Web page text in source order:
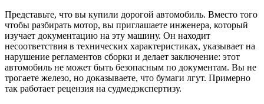
Представьте, что вы купили дорогой автомобиль. Вместо того
чтобы разбирать мотор, вы приглашаете инженера, который
изучает документацию на эту машину. Он находит
несоответствия в технических характеристиках, указывает на
нарушение регламентов сборки и делает заключение: этот
автомобиль не может быть безопасным по документам. Вы не
трогаете железо, но доказываете, что бумаги лгут. Примерно
так работает рецензия на судмедэкспертизу.